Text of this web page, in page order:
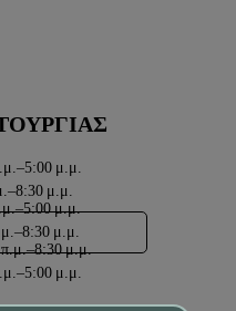
μ.μ.
μ.μ.
μ.μ.
μ.μ.
μ.μ.
μ.μ.